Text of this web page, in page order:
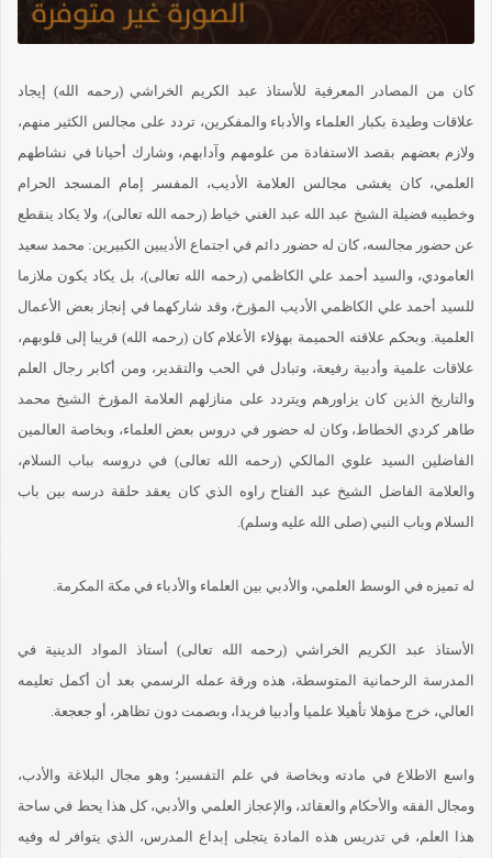
كان من المصادر المعرفية للأستاذ عبد الكريم الخراشي (رحمه الله) إيجاد
علاقات وطيدة بكبار العلماء والأدباء والمفكرين، تردد على مجالس الكثير منهم،
ولازم بعضهم بقصد الاستفادة من علومهم وآدابهم، وشارك أحيانا في نشاطهم
العلمي، كان يغشى مجالس العلامة الأديب، المفسر إمام المسجد الحرام
وخطيبه فضيلة الشيخ عبد الله عبد الغني خياط (رحمه الله تعالى)، ولا يكاد ينقطع
عن حضور مجالسه، كان له حضور دائم في اجتماع الأديبين الكبيرين: محمد سعيد
العامودي، والسيد أحمد علي الكاظمي (رحمه الله تعالى)، بل يكاد يكون ملازما
للسيد أحمد علي الكاظمي الأديب المؤرخ، وقد شاركهما في إنجاز بعض الأعمال
العلمية. وبحكم علاقته الحميمة بهؤلاء الأعلام كان (رحمه الله) قريبا إلى قلوبهم،
علاقات علمية وأدبية رفيعة، وتبادل في الحب والتقدير، ومن أكابر رجال العلم
والتاريخ الذين كان يزاورهم ويتردد على منازلهم العلامة المؤرخ الشيخ محمد
طاهر كردي الخطاط، وكان له حضور في دروس بعض العلماء، وبخاصة العالمين
الفاضلين السيد علوي المالكي (رحمه الله تعالى) في دروسه بباب السلام،
والعلامة الفاضل الشيخ عبد الفتاح راوه الذي كان يعقد حلقة درسه بين باب
السلام وباب النبي (صلى الله عليه وسلم).
له تميزه في الوسط العلمي، والأدبي بين العلماء والأدباء في مكة المكرمة.
الأستاذ عبد الكريم الخراشي (رحمه الله تعالى) أستاذ المواد الدينية في
المدرسة الرحمانية المتوسطة، هذه ورقة عمله الرسمي بعد أن أكمل تعليمه
العالي، خرج مؤهلا تأهيلا علميا وأدبيا فريدا، وبصمت دون تظاهر، أو جعجعة.
واسع الاطلاع في مادته وبخاصة في علم التفسير؛ وهو مجال البلاغة والأدب،
ومجال الفقه والأحكام والعقائد، والإعجاز العلمي والأدبي، كل هذا يحط في ساحة
هذا العلم، في تدريس هذه المادة يتجلى إبداع المدرس، الذي يتوافر له وفيه